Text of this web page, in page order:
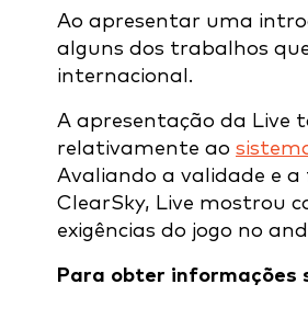
Ao apresentar uma
alguns dos trabalhos
internacional.
A apresentação da Live
relativamente ao
Avaliando a validade e a
ClearSky, Live mostrou
exigências do jogo no
Para obter informações